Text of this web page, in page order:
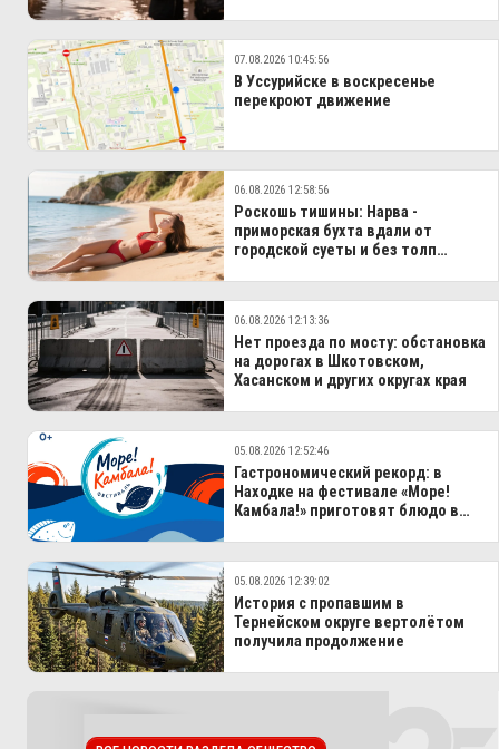
07.08.2026 10:45:56
В Уссурийске в воскресенье
перекроют движение
06.08.2026 12:58:56
Роскошь тишины: Нарва -
приморская бухта вдали от
городской суеты и без толп
06.08.2026 12:13:36
Нет проезда по мосту: обстановка
на дорогах в Шкотовском,
Хасанском и других округах края
05.08.2026 12:52:46
Гастрономический рекорд: в
Находке на фестивале «Море!
Камбала!» приготовят блюдо в
05.08.2026 12:39:02
История с пропавшим в
Тернейском округе вертолётом
получила продолжение